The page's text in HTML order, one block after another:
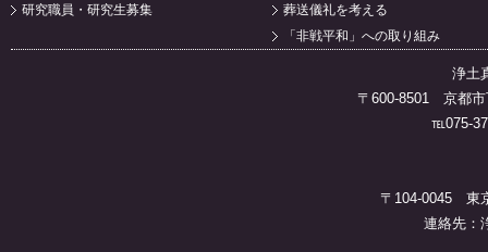
研究職員・研究生募集
葬送儀礼を考える
「非戦平和」への取り組み
浄土
〒600-8501 京都市
℡075-
〒104-0045 東
連絡先：